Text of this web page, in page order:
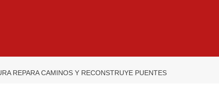
REPARA CAMINOS Y RECONSTRUYE PUENTES